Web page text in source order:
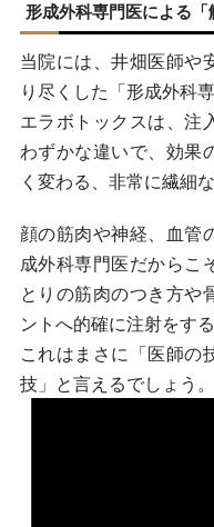
形成外科専門医による
当院には、井畑医師や
り尽くした「形成外科
エラボトックスは、注
わずかな違いで、効果
く変わる、非常に繊細
顔の筋肉や神経、血管
成外科専門医だからこ
とりの筋肉のつき方や
ントへ的確に注射をす
これはまさに「医師の
技」と言えるでしょう。